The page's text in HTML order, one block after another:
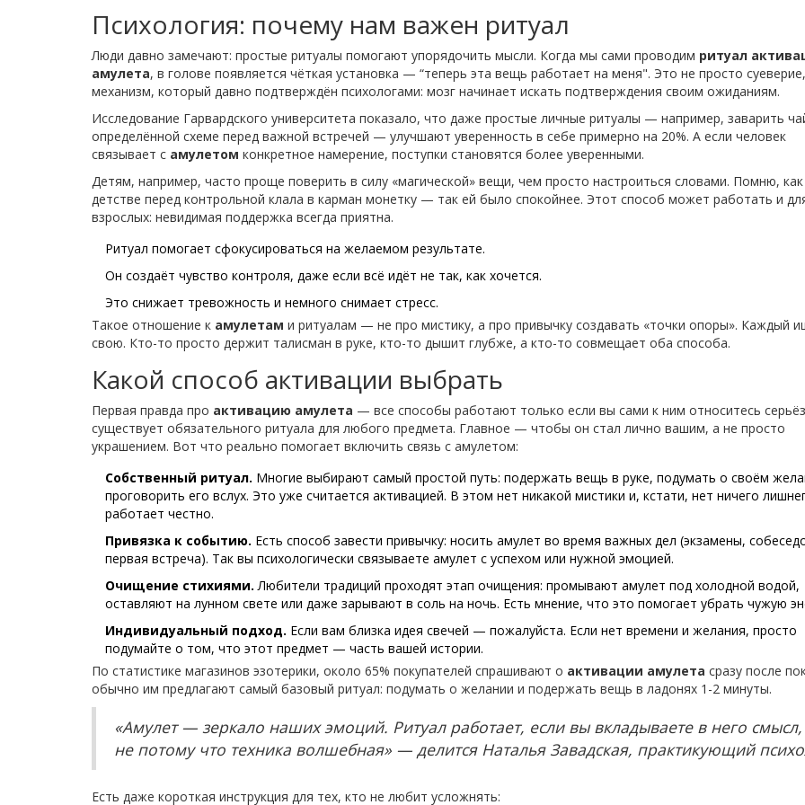
Психология: почему нам важен ритуал
Люди давно замечают: простые ритуалы помогают упорядочить мысли. Когда мы сами проводим ритуал
амулета, в голове появляется чёткая установка — “теперь эта вещь работает на меня". Это не просто
механизм, который давно подтверждён психологами: мозг начинает искать подтверждения своим ожиданиям.
Исследование Гарвардского университета показало, что даже простые личные ритуалы — например, заварить
определённой схеме перед важной встречей — улучшают уверенность в себе примерно на 20%. А если человек
связывает с амулетом конкретное намерение, поступки становятся более уверенными.
Детям, например, часто проще поверить в силу «магической» вещи, чем просто настроиться словами. Помню,
детстве перед контрольной клала в карман монетку — так ей было спокойнее. Этот способ может работать и
взрослых: невидимая поддержка всегда приятна.
Ритуал помогает сфокусироваться на желаемом результате.
Он создаёт чувство контроля, даже если всё идёт не так, как хочется.
Это снижает тревожность и немного снимает стресс.
Такое отношение к амулетам и ритуалам — не про мистику, а про привычку создавать «точки опоры». Каждый
свою. Кто-то просто держит талисман в руке, кто-то дышит глубже, а кто-то совмещает оба способа.
Какой способ активации выбрать
Первая правда про активацию амулета — все способы работают только если вы сами к ним относитесь
существует обязательного ритуала для любого предмета. Главное — чтобы он стал лично вашим, а не просто
украшением. Вот что реально помогает включить связь с амулетом:
Собственный ритуал. Многие выбирают самый простой путь: подержать вещь в руке, подумать о своём
проговорить его вслух. Это уже считается активацией. В этом нет никакой мистики и, кстати, нет ничего
работает честно.
Привязка к событию. Есть способ завести привычку: носить амулет во время важных дел (экзамены,
первая встреча). Так вы психологически связываете амулет с успехом или нужной эмоцией.
Очищение стихиями. Любители традиций проходят этап очищения: промывают амулет под холодной водой,
оставляют на лунном свете или даже зарывают в соль на ночь. Есть мнение, что это помогает убрать чужую
Индивидуальный подход. Если вам близка идея свечей — пожалуйста. Если нет времени и желания, просто
подумайте о том, что этот предмет — часть вашей истории.
По статистике магазинов эзотерики, около 65% покупателей спрашивают о активации амулета сразу после
обычно им предлагают самый базовый ритуал: подумать о желании и подержать вещь в ладонях 1-2 минуты.
«Амулет — зеркало наших эмоций. Ритуал работает, если вы вкладываете в него
не потому что техника волшебная» — делится Наталья Завадская, практикующий
Есть даже короткая инструкция для тех, кто не любит усложнять: